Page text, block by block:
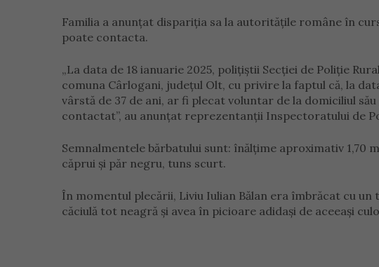
Familia a anunțat dispariția sa la autoritățile române în
poate contacta.
„La data de 18 ianuarie 2025, polițiștii Secției de Poliție
comuna Cârlogani, județul Olt, cu privire la faptul că, la
vârstă de 37 de ani, ar fi plecat voluntar de la domiciliul
contactat”, au anunțat reprezentanții Inspectoratului de
Semnalmentele bărbatului sunt: înălțime aproximativ
căprui și păr negru, tuns scurt.
În momentul plecării, Liviu Iulian Bălan era îmbrăcat cu
căciulă tot neagră și avea în picioare adidași de aceeași